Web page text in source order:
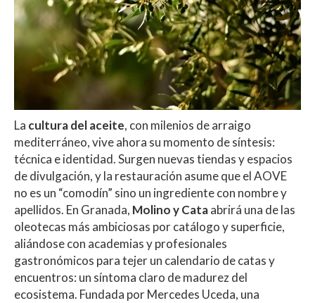
La cultura del aceite, con milenios de arraigo
mediterráneo, vive ahora su momento de síntesis:
técnica e identidad. Surgen nuevas tiendas y espacios
de divulgación, y la restauración asume que el AOVE
no es un “comodín” sino un ingrediente con nombre y
apellidos. En Granada, Molino y Cataabrirá una de las
oleotecas más ambiciosas por catálogo y superficie,
aliándose con academias y profesionales
gastronómicos para tejer un calendario de catas y
encuentros: un síntoma claro de madurez del
ecosistema. Fundada por Mercedes Uceda, una